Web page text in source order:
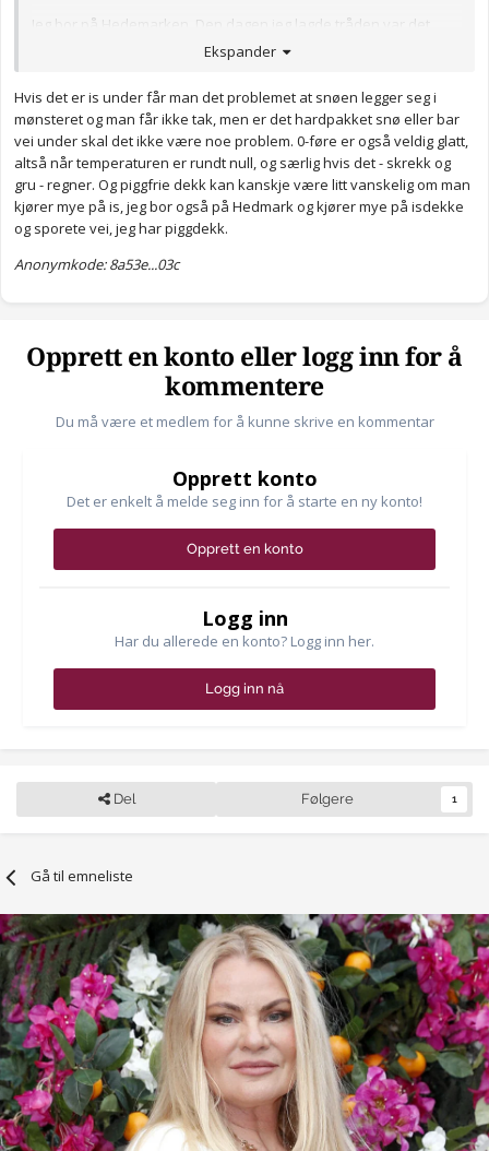
Jeg bor på Hedemarken. Den dagen jeg lagde tråden var det
visst tidenes snøfall. Jeg hadde måttet tatt bussen uansett da.
TS.
Anonymkode: 3ac0c...dcc
Ekspander
Hvis det er is under får man det problemet at snøen legger seg i
mønsteret og man får ikke tak, men er det hardpakket snø eller bar
vei under skal det ikke være noe problem. 0-føre er også veldig glatt,
altså når temperaturen er rundt null, og særlig hvis det - skrekk og
gru - regner. Og piggfrie dekk kan kanskje være litt vanskelig om man
kjører mye på is, jeg bor også på Hedmark og kjører mye på isdekke
og sporete vei, jeg har piggdekk.
Anonymkode: 8a53e...03c
Opprett en konto eller logg inn for å
kommentere
Du må være et medlem for å kunne skrive en kommentar
Opprett konto
Det er enkelt å melde seg inn for å starte en ny konto!
Opprett en konto
Logg inn
Har du allerede en konto? Logg inn her.
Logg inn nå
Del Følgere 1
Gå til emneliste